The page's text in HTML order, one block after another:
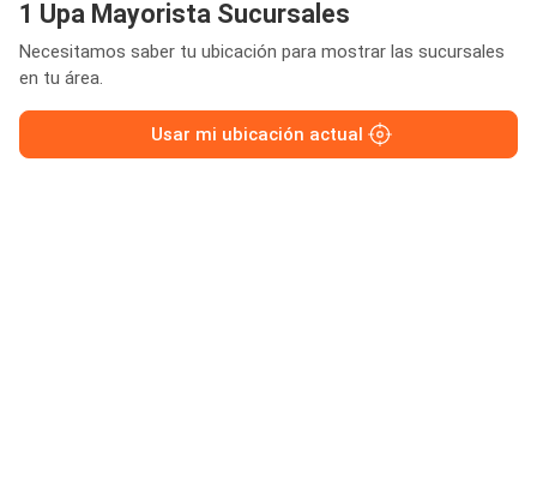
1 Upa Mayorista Sucursales
Necesitamos saber tu ubicación para mostrar las sucursales
en tu área.
Usar mi ubicación actual